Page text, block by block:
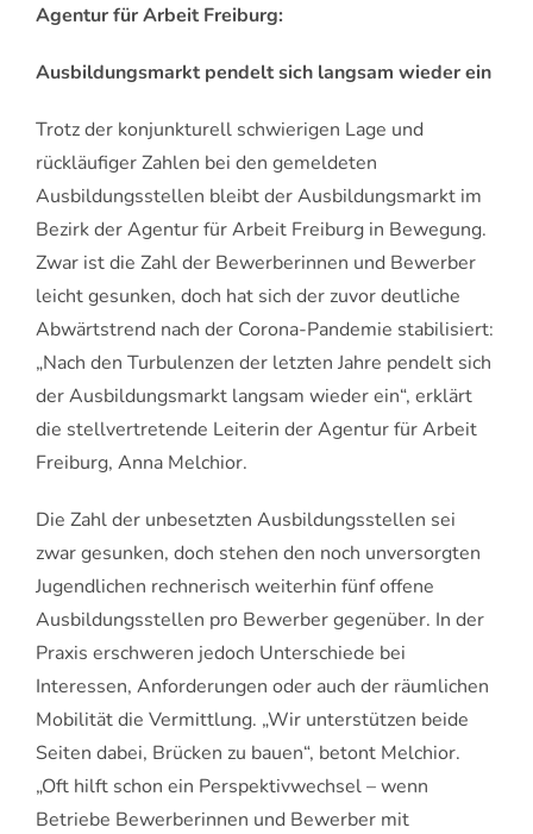
Agentur für Arbeit Freiburg:
Ausbildungsmarkt pendelt sich langsam wieder ein
Trotz der konjunkturell schwierigen Lage und
rückläufiger Zahlen bei den gemeldeten
Ausbildungsstellen bleibt der Ausbildungsmarkt im
Bezirk der Agentur für Arbeit Freiburg in Bewegung.
Zwar ist die Zahl der Bewerberinnen und Bewerber
leicht gesunken, doch hat sich der zuvor deutliche
Abwärtstrend nach der Corona-Pandemie stabilisiert:
„Nach den Turbulenzen der letzten Jahre pendelt sich
der Ausbildungsmarkt langsam wieder ein“, erklärt
die stellvertretende Leiterin der Agentur für Arbeit
Freiburg, Anna Melchior.
Die Zahl der unbesetzten Ausbildungsstellen sei
zwar gesunken, doch stehen den noch unversorgten
Jugendlichen rechnerisch weiterhin fünf offene
Ausbildungsstellen pro Bewerber gegenüber. In der
Praxis erschweren jedoch Unterschiede bei
Interessen, Anforderungen oder auch der räumlichen
Mobilität die Vermittlung. „Wir unterstützen beide
Seiten dabei, Brücken zu bauen“, betont Melchior.
„Oft hilft schon ein Perspektivwechsel – wenn
Betriebe Bewerberinnen und Bewerber mit